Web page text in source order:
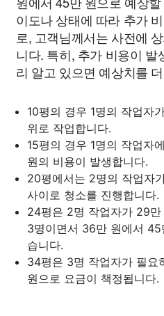
이도나 상태에 따라 추가
로, 고객님께서는 사전에
니다. 특히, 추가 비용이 발
리 알고 있으면 예상치를
10평의 경우 1명의 작업자
위로 작업합니다.
15평의 경우 1명의 작업자
원의 비용이 발생합니다.
20평에서는 2명의 작업자
사이로 청소를 진행합니다.
24평은 2명 작업자가 29
3명이면서 36만 원에서
습니다.
34평은 3명 작업자가 필요
원으로 요금이 책정됩니다.